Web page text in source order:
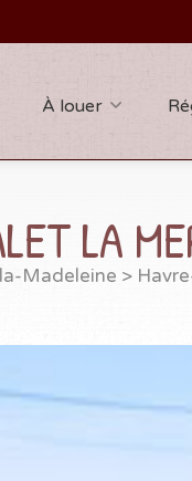
À louer
LA
Madeleine >